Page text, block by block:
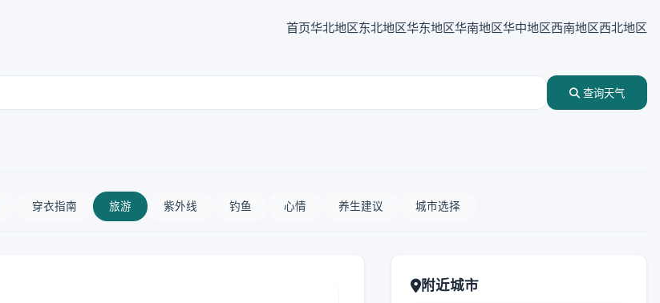
首页华北地区东北地区华东地区华南地区华中地区西南地区西北地区
查询天气
穿衣指南 旅游 紫外线 钓鱼 心情 养生建议 城市选择
附近城市